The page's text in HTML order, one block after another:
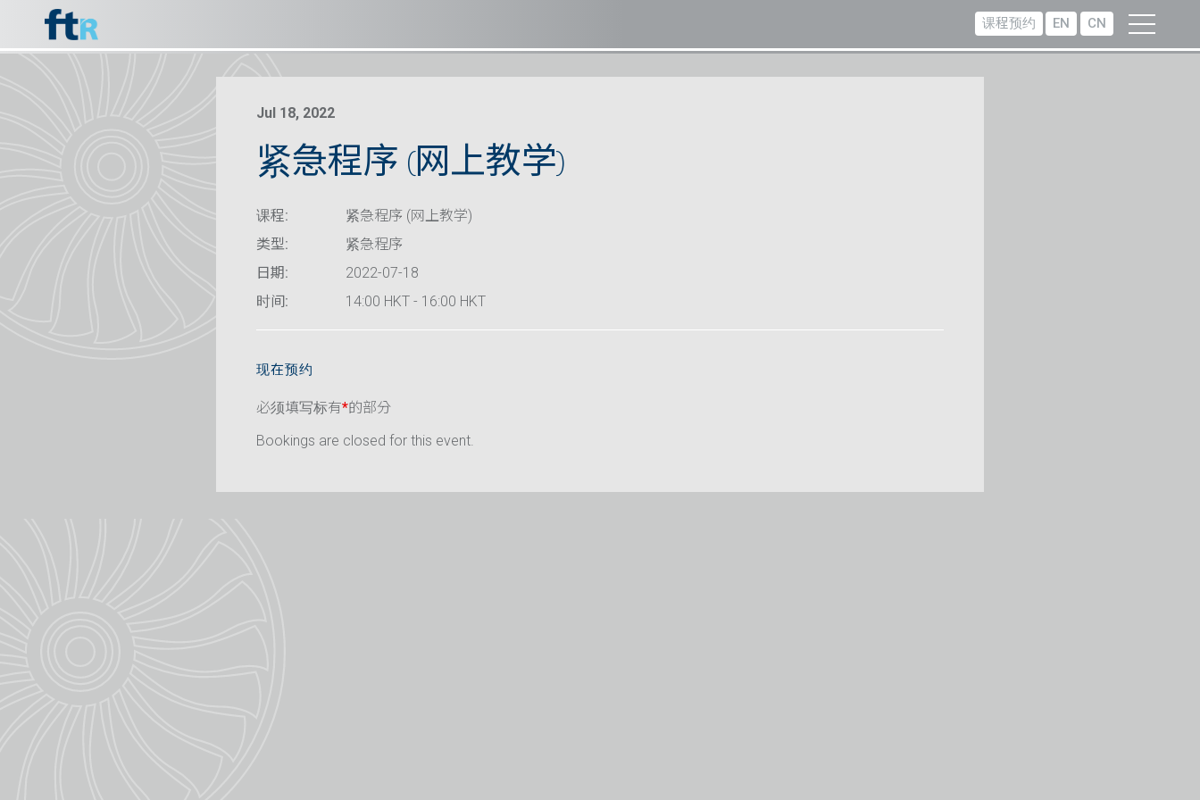
课程预约 EN CN
Jul 18, 2022
紧急程序 (网上教学)
课程:
紧急程序 (网上教学)
类型:
紧急程序
日期:
2022-07-18
时间:
14:00 HKT - 16:00 HKT
现在预约
必须填写标有*的部分
Bookings are closed for this event.